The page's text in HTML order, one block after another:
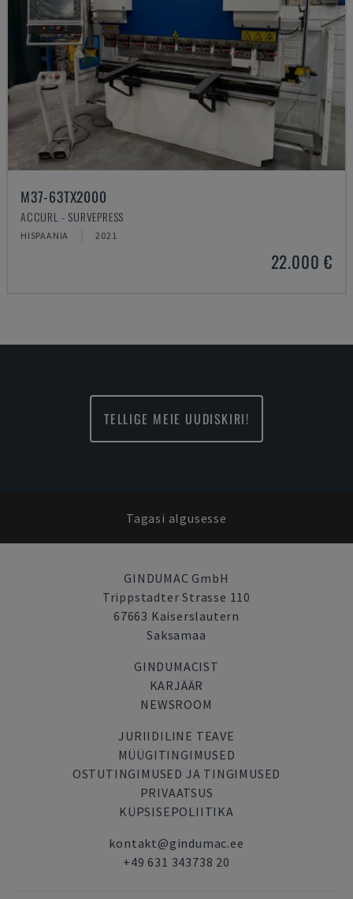
M37-63TX2000
ACCURL - SURVEPRESS
HISPAANIA 2021
22.000 €
TELLIGE MEIE UUDISKIRI!
Tagasi algusesse
GINDUMAC GmbH
Trippstadter Strasse 110
67663 Kaiserslautern
Saksamaa
GINDUMACIST
KARJÄÄR
NEWSROOM
JURIIDILINE TEAVE
MÜÜGITINGIMUSED
OSTUTINGIMUSED JA TINGIMUSED
PRIVAATSUS
KÜPSISEPOLIITIKA
kontakt@gindumac.ee
+49 631 343738 20